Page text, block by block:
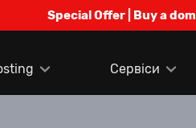
Special Offer | Buy a
Сервіси